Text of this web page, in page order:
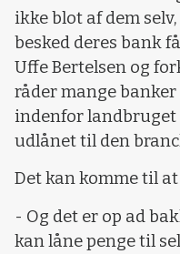
ikke blot af dem
besked deres bank
Uffe Bertelsen og
råder mange
indenfor landbruget
udlånet til den
Det kan komme til
- Og det er op ad
kan låne penge til